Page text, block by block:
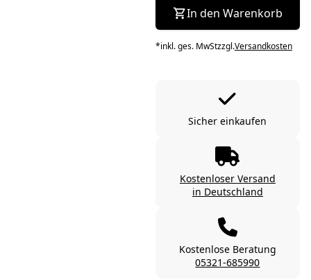
In den Warenkorb
*inkl. ges. MwStzzgl.Versandkosten
Sicher einkaufen
Kostenloser Versand
in Deutschland
Kostenlose Beratung
05321-685990